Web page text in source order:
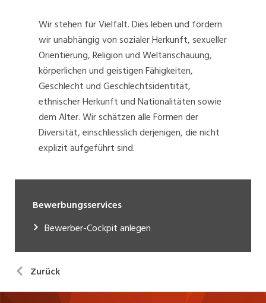
Wir stehen für Vielfalt. Dies leben und fördern
wir unabhängig von sozialer Herkunft, sexueller
Orientierung, Religion und Weltanschauung,
körperlichen und geistigen Fähigkeiten,
Geschlecht und Geschlechtsidentität,
ethnischer Herkunft und Nationalitäten sowie
dem Alter. Wir schätzen alle Formen der
Diversität, einschliesslich derjenigen, die nicht
explizit aufgeführt sind.
Bewerbungsservices
Bewerber-Cockpit anlegen
Zurück